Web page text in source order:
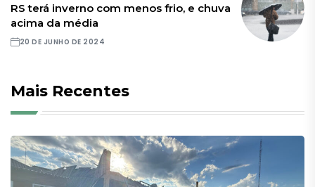
RS terá inverno com menos frio, e chuva
acima da média
20 DE JUNHO DE 2024
Mais Recentes